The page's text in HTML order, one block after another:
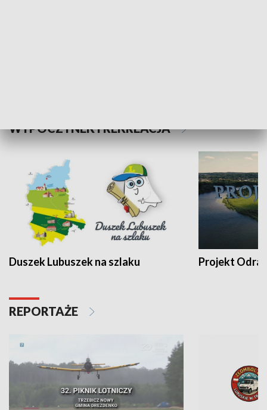
WYPOCZYNEK I REKREACJA
Duszek Lubuszek na szlaku Projekt Odra
REPORTAŻE